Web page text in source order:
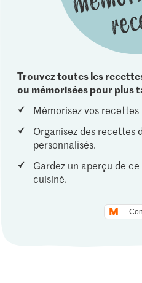
Trouvez toutes les
ou mémorisées pour plus
Mémorisez vos recettes
Organisez des recettes
personnalisés.
Gardez un aperçu de
cuisiné.